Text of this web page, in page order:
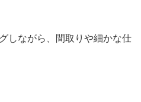
しながら、間取りや細かな仕